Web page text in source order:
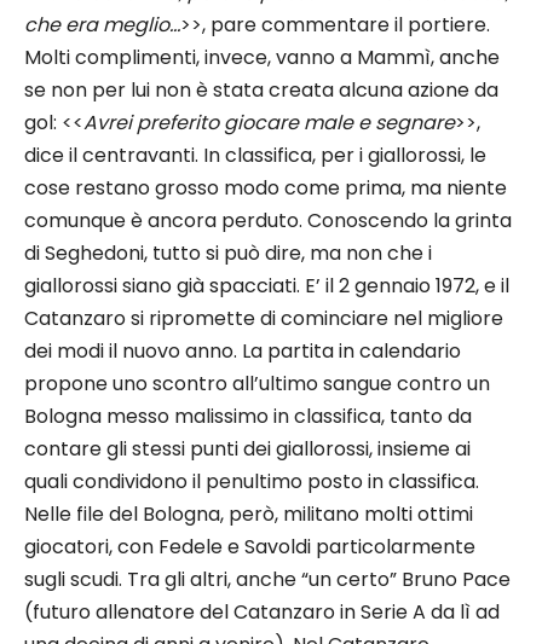
che era meglio…>>, pare commentare il portiere.
Molti complimenti, invece, vanno a Mammì, anche
se non per lui non è stata creata alcuna azione da
gol: <<Avrei preferito giocare male e segnare>>,
dice il centravanti. In classifica, per i giallorossi, le
cose restano grosso modo come prima, ma niente
comunque è ancora perduto. Conoscendo la grinta
di Seghedoni, tutto si può dire, ma non che i
giallorossi siano già spacciati. E’ il 2 gennaio 1972, e il
Catanzaro si ripromette di cominciare nel migliore
dei modi il nuovo anno. La partita in calendario
propone uno scontro all’ultimo sangue contro un
Bologna messo malissimo in classifica, tanto da
contare gli stessi punti dei giallorossi, insieme ai
quali condividono il penultimo posto in classifica.
Nelle file del Bologna, però, militano molti ottimi
giocatori, con Fedele e Savoldi particolarmente
sugli scudi. Tra gli altri, anche “un certo” Bruno Pace
(futuro allenatore del Catanzaro in Serie A da lì ad